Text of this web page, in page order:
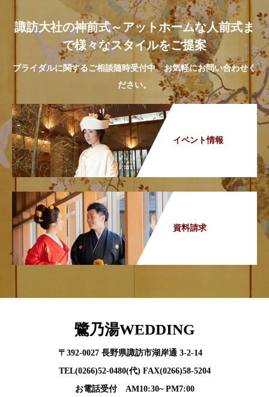
諏訪大社の神前式～アットホームな人前式ま
で様々なスタイルをご提案
ブライダルに関するご相談随時受付中、お気軽にお問い合わせく
ださい。
イベント情報
資料請求
鷺乃湯WEDDING
〒392-0027 長野県諏訪市湖岸通 3-2-14
TEL(0266)52-0480(代) FAX(0266)58-5204
お電話受付 AM10:30~ PM7:00